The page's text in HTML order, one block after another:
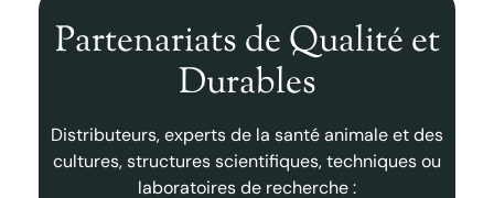
Partenariats de Qualité et
Durables
Distributeurs, experts de la santé animale et des
cultures, structures scientifiques, techniques ou
laboratoires de recherche :